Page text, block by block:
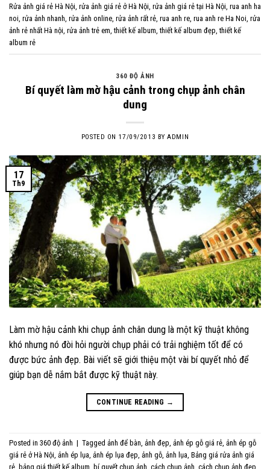
Rửa ảnh giá rẻ Hà Nội, rửa ảnh giá rẻ ở Hà Nội, rửa ảnh giá rẻ tại Hà Nội, rua anh ha
noi, rửa ảnh nhanh, rửa ảnh online, rửa ảnh rất rẻ, rua anh re, rua anh re Ha Noi, rửa
ảnh rẻ nhất Hà nội, rửa ảnh trẻ em,thiết kế album,thiết kế album đẹp,thiết kế
album rẻ
360 ĐỘ ẢNH
Bí quyết làm mờ hậu cảnh trong chụp ảnh chân
dung
POSTED ON 17/09/2013 BYADMIN
17
Th9
Làm mờ hậu cảnh khi chụp ảnh chân dung là một kỹ thuật không
khó nhưng nó đòi hỏi người chụp phải có trải nghiệm tốt để có
được bức ảnh đẹp. Bài viết sẽ giới thiệu một vài bí quyết nhỏ để
giúp bạn dễ nắm bắt được kỹ thuật này.
CONTINUE READING →
Posted in 360 độ ảnh | Tagged ảnh để bàn, ảnh đẹp, ảnh ép gỗ giá rẻ, ảnh ép gỗ
giá rẻ ở Hà Nội, ảnh ép lụa, ảnh ép lụa đẹp, ảnh gỗ, ảnh lụa, Bảng giá rửa ảnh giá
rẻ bảng giá thiết kế album bí quyết chụp ảnh cách chụp ảnh cách chụp ảnh đẹp